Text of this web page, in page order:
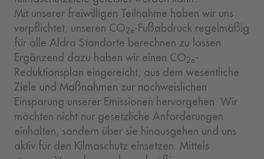
Mit unserer freiwilligen Teilnahme haben wir uns
verpflichtet, unseren CO2e-Fußabdruck regelmäßig
für alle Aldra Standorte berechnen zu lassen.
Ergänzend dazu haben wir einen CO2e-
Reduktionsplan eingereicht, aus dem wesentliche
Ziele und Maßnahmen zur nachweislichen
Einsparung unserer Emissionen hervorgehen. Wir
möchten nicht nur gesetzliche Anforderungen
einhalten, sondern über sie hinausgehen und uns
aktiv für den Kilmaschutz einsetzen. Mittels